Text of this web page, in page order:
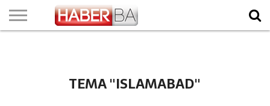
TEMA "ISLAMABAD"